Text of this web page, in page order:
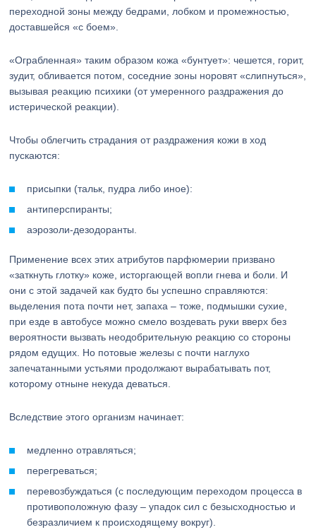
переходной зоны между бедрами, лобком и промежностью,
доставшейся «с боем».
«Ограбленная» таким образом кожа «бунтует»: чешется, горит,
зудит, обливается потом, соседние зоны норовят «слипнуться»,
вызывая реакцию психики (от умеренного раздражения до
истерической реакции).
Чтобы облегчить страдания от раздражения кожи в ход
пускаются:
присыпки (тальк, пудра либо иное):
антиперспиранты;
аэрозоли-дезодоранты.
Применение всех этих атрибутов парфюмерии призвано
«заткнуть глотку» коже, исторгающей вопли гнева и боли. И
они с этой задачей как будто бы успешно справляются:
выделения пота почти нет, запаха – тоже, подмышки сухие,
при езде в автобусе можно смело воздевать руки вверх без
вероятности вызвать неодобрительную реакцию со стороны
рядом едущих. Но потовые железы с почти наглухо
запечатанными устьями продолжают вырабатывать пот,
которому отныне некуда деваться.
Вследствие этого организм начинает:
медленно отравляться;
перегреваться;
перевозбуждаться (с последующим переходом процесса в
противоположную фазу – упадок сил с безысходностью и
безразличием к происходящему вокруг).